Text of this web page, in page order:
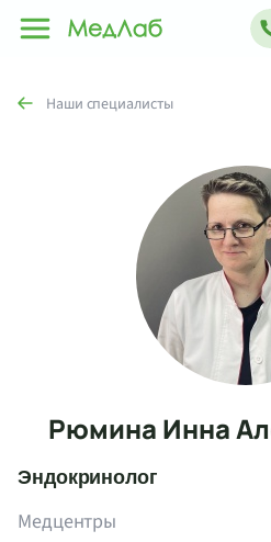
Наши специалисты
Рюмина Инна
Эндокринолог
Медцентры